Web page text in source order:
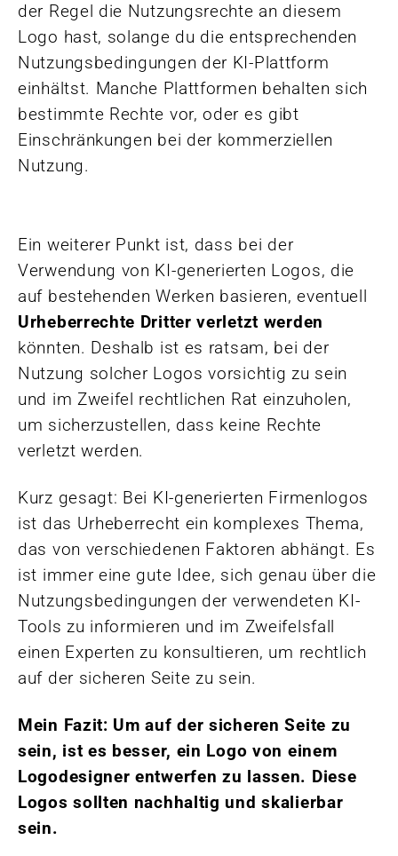
der Regel die Nutzungsrechte an diesem
Logo hast, solange du die entsprechenden
Nutzungsbedingungen der KI-Plattform
einhältst. Manche Plattformen behalten sich
bestimmte Rechte vor, oder es gibt
Einschränkungen bei der kommerziellen
Nutzung.
Ein weiterer Punkt ist, dass bei der
Verwendung von KI-generierten Logos, die
auf bestehenden Werken basieren, eventuell
Urheberrechte Dritter verletzt werden
könnten. Deshalb ist es ratsam, bei der
Nutzung solcher Logos vorsichtig zu sein
und im Zweifel rechtlichen Rat einzuholen,
um sicherzustellen, dass keine Rechte
verletzt werden.
Kurz gesagt: Bei KI-generierten Firmenlogos
ist das Urheberrecht ein komplexes Thema,
das von verschiedenen Faktoren abhängt. Es
ist immer eine gute Idee, sich genau über die
Nutzungsbedingungen der verwendeten KI-
Tools zu informieren und im Zweifelsfall
einen Experten zu konsultieren, um rechtlich
auf der sicheren Seite zu sein.
Mein Fazit: Um auf der sicheren Seite zu
sein, ist es besser, ein Logo von einem
Logodesigner entwerfen zu lassen. Diese
Logos sollten nachhaltig und skalierbar
sein.